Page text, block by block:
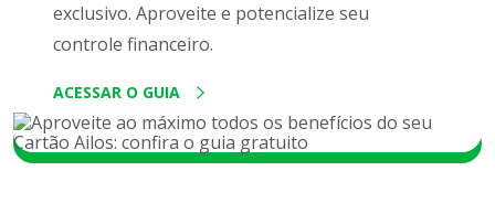
exclusivo. Aproveite e potencialize seu
controle financeiro.
ACESSAR O GUIA